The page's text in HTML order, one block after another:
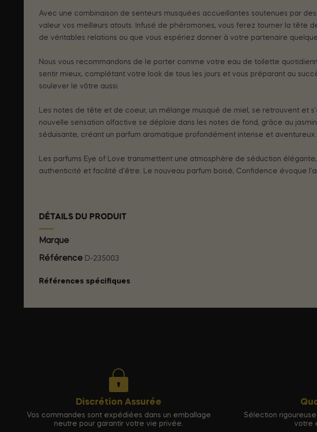
Avec une combinaison de senteurs musquées accueillantes soutenues par
valeur vos meilleurs atouts. Infusé de phéromones, vous ferez tourner la tête
de véritables relations ou que vous espériez donner à votre partenaire
Nous vous recommandons de le porter comme votre eau de toilette
sentir mieux, complétant votre look de tous les jours et vous préparant au
soulever le vôtre aussi.
Les notes de tête et de coeur, un mélange musqué de miel, se retrouvent et
nouvelle sensation olfactive se déploie dans les notes de fond, grâce au
séduisante, créant un parfum aromatique profondément intense et aventureux.
Les parfums Eye of Love transmettent une atmosphère de séduction
authenticité et facilité d'être. Le nouveau parfum boisé, Confidence évoque
DÉTAILS DU PRODUIT
Marque
Référence D-235003
Références spécifiques
Discrétion Assurée
Vos commandes sont expédiées dans un emballage
neutre pour garantir votre vie privée.
Sélection
votre